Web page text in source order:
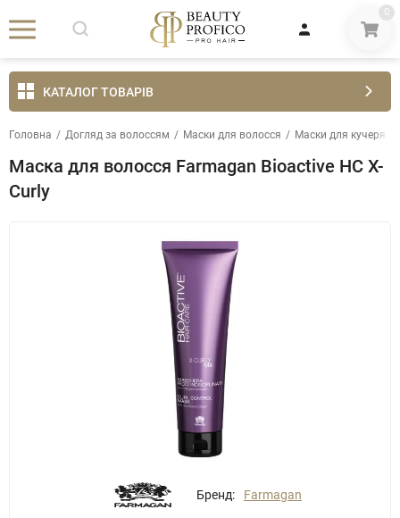
0
КАТАЛОГ ТОВАРІВ
Головна / Догляд за волоссям / Маски для волосся / Маски для
Маска для волосся Farmagan Bioactive HC X-
Curly
Бренд: Farmagan